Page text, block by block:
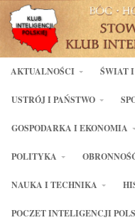
AKTUALNOŚCI ŚWIAT
USTRÓJ I PAŃSTWO
GOSPODARKA I EKONOMIA
POLITYKA
NAUKA I TECHNIKA
POCZET INTELIGENCJI